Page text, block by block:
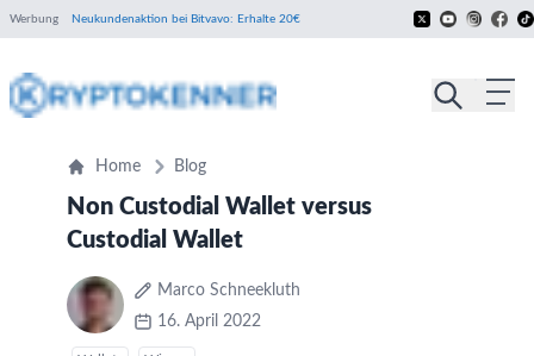
Werbung Neukundenaktion bei Bitvavo: Erhalte 20€
Home Blog
Non Custodial Wallet versus
Custodial Wallet
Marco Schneekluth
16. April 2022